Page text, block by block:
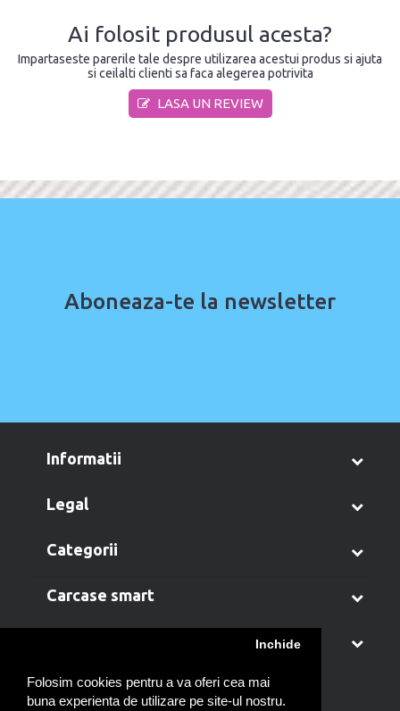
Folosim cookies pentru a va oferi cea mai
buna experienta de utilizare pe site-ul nostru.
Inchide
Ai folosit produsul acesta?
Impartaseste parerile tale despre utilizarea acestui produs si ajuta
si ceilalti clienti sa faca alegerea potrivita
LASA UN REVIEW
Aboneaza-te la newsletter
informatii
legal
categorii
carcase smart